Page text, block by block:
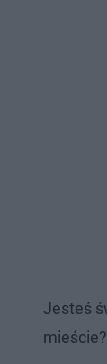
Jesteś